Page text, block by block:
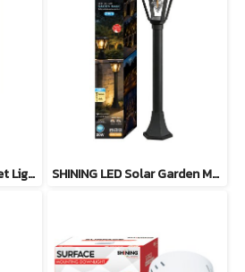
SHINING LED Solar Street Light TORUS 200W, 400W แสงสีขาว SHINING LED Solar Garden Magic 2 in 20W